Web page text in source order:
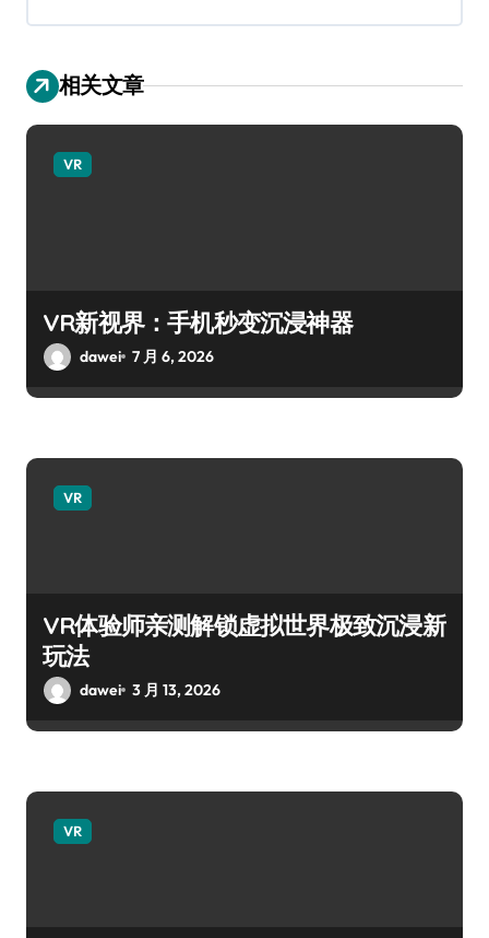
相关文章
VR
VR新视界：手机秒变沉浸神器
dawei 7 月 6, 2026
VR
VR体验师亲测解锁虚拟世界极致沉浸新
玩法
dawei 3 月 13, 2026
VR